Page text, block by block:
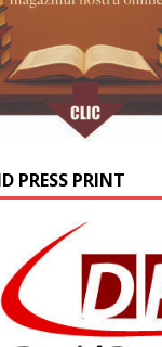
PRESS PRINT